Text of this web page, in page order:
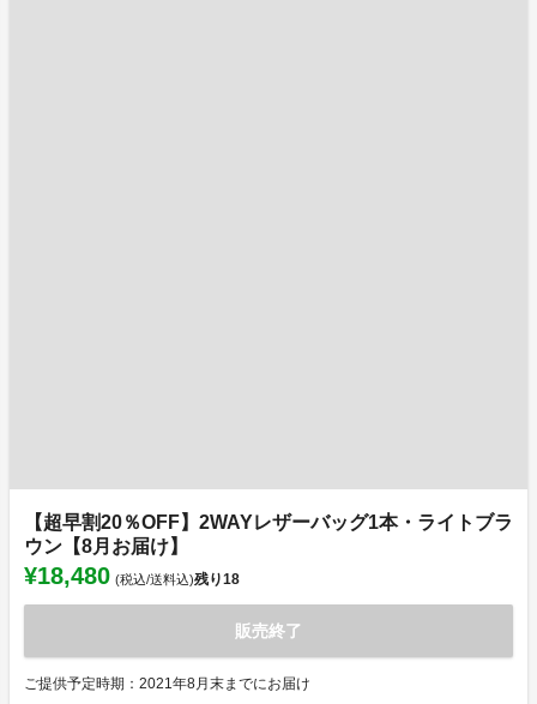
【超早割20％OFF】2WAYレザーバッグ1本・ライトブラ
ウン【8月お届け】
¥18,480 (税込/送料込)残り18
販売終了
ご提供予定時期：2021年8月末までにお届け